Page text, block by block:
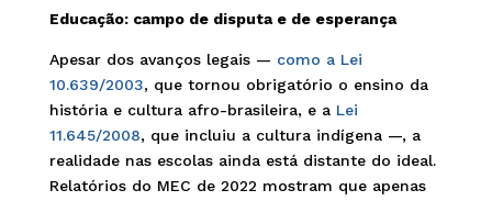
Educação: campo de disputa e de esperança
Apesar dos avanços legais — como a Lei
10.639/2003, que tornou obrigatório o ensino da
história e cultura afro-brasileira, e a Lei
11.645/2008, que incluiu a cultura indígena —, a
realidade nas escolas ainda está distante do ideal.
Relatórios do MEC de 2022 mostram que apenas